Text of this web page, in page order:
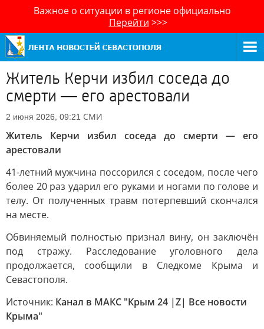
Важное о ситуации в регионе официально
Перейти >>>
Житель Керчи избил соседа до
смерти — его арестовали
2 июня 2026, 09:21 СМИ
Житель Керчи избил соседа до смерти — его
арестовали
41-летний мужчина поссорился с соседом, после чего
более 20 раз ударил его руками и ногами по голове и
телу. От полученных травм потерпевший скончался
на месте.
Обвиняемый полностью признал вину, он заключён
под стражу. Расследование уголовного дела
продолжается, сообщили в Следкоме Крыма и
Севастополя.
Источник: Канал в МАКС "Крым 24 |Z| Все новости
Крыма"